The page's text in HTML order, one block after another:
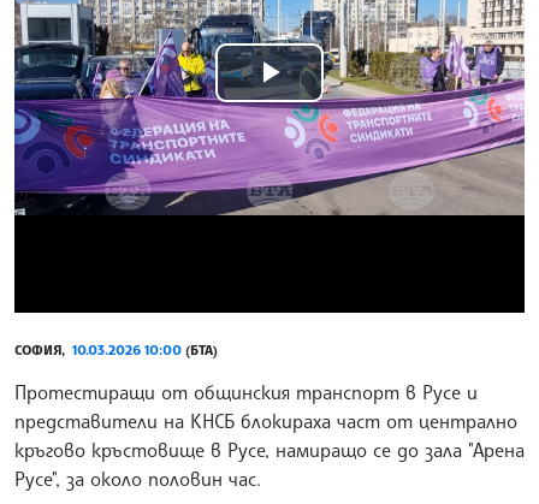
Play
Video
СОФИЯ, 10.03.2026 10:00 (БТА)
Протестиращи от общинския транспорт в Русе и
представители на КНСБ блокираха част от централно
кръгово кръстовище в Русе, намиращо се до зала "Арена
Русе", за около половин час.